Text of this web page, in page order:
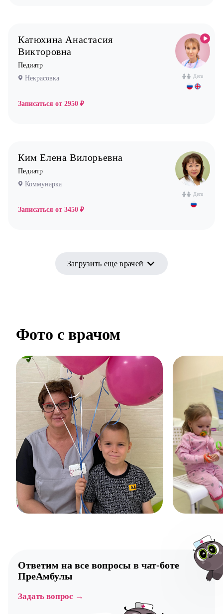
Дети
Катюхина Анастасия
Викторовна
Педиатр
Некрасовка
Записаться от 2950 ₽
Дети
Ким Елена Вилорьевна
Педиатр
Коммунарка
Записаться от 3450 ₽
Загрузить еще врачей
Фото с врачом
Ответим на все вопросы в чат-боте
ПреАмбулы
Задать вопрос →